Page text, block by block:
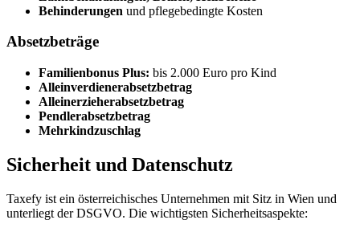
Behinderungen und pflegebedingte Kosten
Absetzbeträge
Familienbonus Plus: bis 2.000 Euro pro Kind
Alleinverdienerabsetzbetrag
Alleinerzieherabsetzbetrag
Pendlerabsetzbetrag
Mehrkindzuschlag
Sicherheit und Datenschutz
Taxefy ist ein österreichisches Unternehmen mit Sitz in Wien und
unterliegt der DSGVO. Die wichtigsten Sicherheitsaspekte: